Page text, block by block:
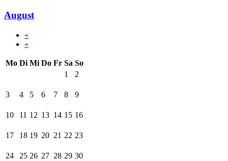
August
«
»
Mo Di Mi Do Fr Sa So
1
2
3 4 5 6 7 8 9
10 11 12 13 14 15 16
17 18 19 20 21 22 23
24 25 26 27 28 29 30